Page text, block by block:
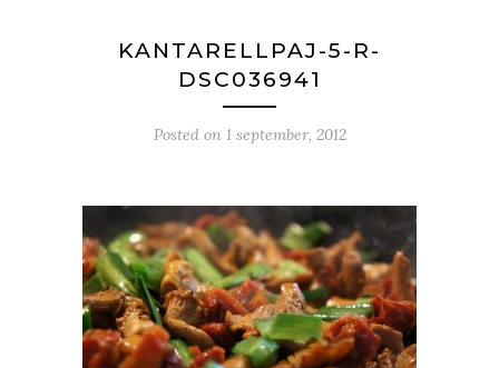
KANTARELLPAJ-5-R-
DSC036941
Posted on 1 september, 2012